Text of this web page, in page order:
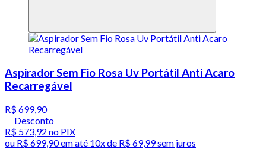
Aspirador Sem Fio Rosa Uv Portátil Anti Acaro
Recarregável
R$ 699,90
Desconto
R$ 573,92 no PIX
ou R$ 699,90em até 10x de R$ 69,99 sem juros